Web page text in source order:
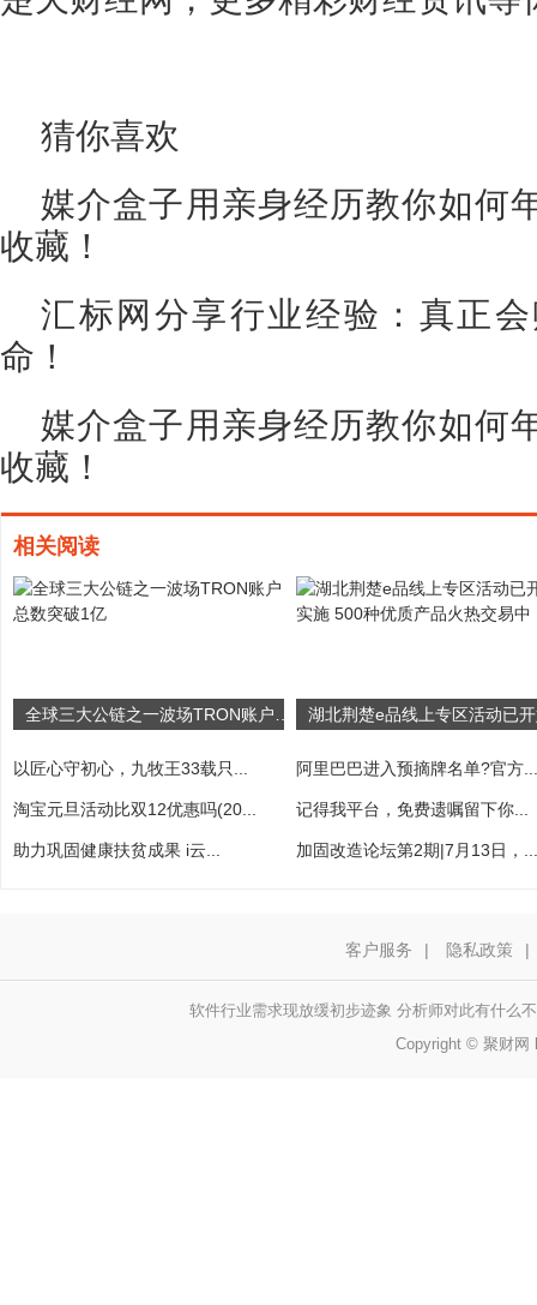
猜你喜欢
媒介盒子用亲身经历教你如何
收藏！
汇标网分享行业经验：真正
命！
媒介盒子用亲身经历教你如何
收藏！
相关阅读
以匠心守初心，九牧王33载只... 阿里巴巴进入预摘牌名单?官方...
淘宝元旦活动比双12优惠吗(20... 记得我平台，免费遗嘱留下你...
助力巩固健康扶贫成果 i云... 加固改造论坛第2期|7月13日，...
客户服务 | 隐私政策 |
软件行业需求现放缓初步迹象 分析师对此有什么
Copyright © 聚财网